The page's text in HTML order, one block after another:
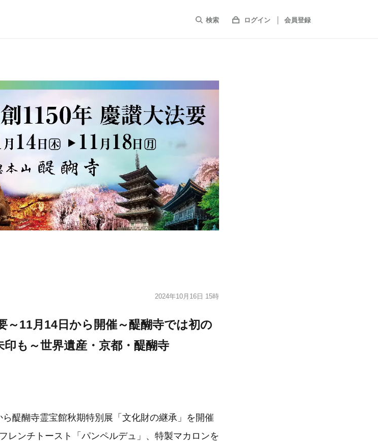
検索 ログイン 会員登録
2024年10月16日 15時
～11月14日から開催～醍醐寺では初の
印も～世界遺産・京都・醍醐寺
醍醐寺霊宝館秋期特別展「文化財の継承」を開催
レンチトースト「パンペルデュ」、特製マカロンを